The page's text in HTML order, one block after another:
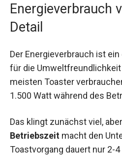
Energieverbrauch
Detail
Der Energieverbrauch ist
für die
meisten Toaster
1.500 Watt während des
Das klingt zunächst viel,
Betriebszeit macht den
Toastvorgang dauert nur 2-